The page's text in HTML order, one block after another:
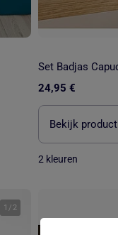
24,95 €
Bekijk product
2 kleuren
1 / 2